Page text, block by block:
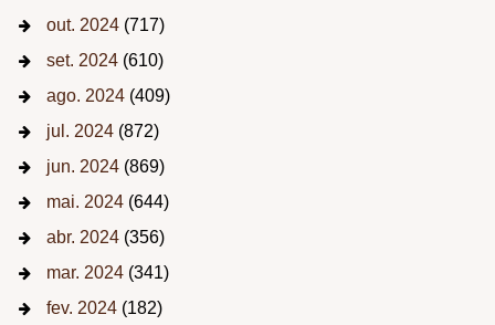
out. 2024 (717)
set. 2024 (610)
ago. 2024 (409)
jul. 2024 (872)
jun. 2024 (869)
mai. 2024 (644)
abr. 2024 (356)
mar. 2024 (341)
fev. 2024 (182)